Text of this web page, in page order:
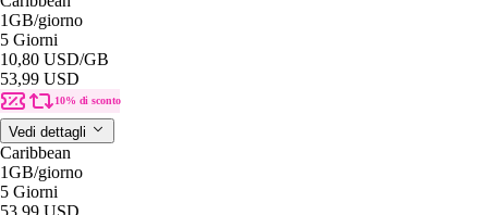
1GB/giorno
5 Giorni
10,80 USD/GB
53,99 USD
10% di sconto
Vedi dettagli
Caribbean
1GB/giorno
5 Giorni
53,99 USD